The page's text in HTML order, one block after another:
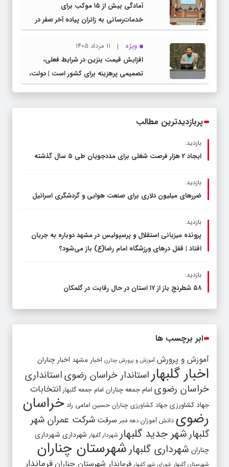
آمادگی بیش از ۱۵ موکب برای
خدمات‌رسانی به زائران پیاده آخر صفر در
شهرستان چناران
ویژه
11 مرداد 1405
افزایش قیمت بنزین در شرایط فعلی،
تصمیمی پرهزینه برای کشور است | دولت،
قاچاق سوخت و عوامل اصلی ناترازی را
پربازدیدترین مطالب
بازدید:
ایجاد 2 هزار فرصت شغلی برای مددجویان طی ۵ سال گذشته
بازدید:
ضررهای میلیون دلاری برای صنعت هوایی و گردشگری اسرائیل
بازدید:
پرونده میزبانی استقلال و پرسپولیس در مشهد دوباره به جریان
افتاد | قفل در‌های ورزشگاه امام رضا(ع) باز می‌شود؟
بازدید:
۵۸ شطرنج‌ باز از ۱۷ استان در حال رقابت در گلمکان
ابر برچسب ها
آموزش و پرورش آموزش و پرورش چنارن اخبار مشهد اخبار چناران
اخبار گلبهار استاندار خراسان رضویاستانداری
خراسان رضوی امام جمعه چناران امام جمعه گلبهار انتخابات
جهاد کشاورزی جهاد کشاورزی چناران حسین امامی راد خراسان
رضوی دانش آموزان دهه فجر سرقت شرکت عمران شهر
گلبهارشهر جدید گلبهار شهردار گلبهار شهرداری شهرداری
چناران شهرداری گلبهار شهرستان چناران
شهرستان گلبهار شورای شهر گلبهار فرماندار شهرستان چناران فرماندار